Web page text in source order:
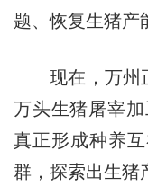
题、恢复生猪产
现在，万州正
万头生猪屠宰
真正形成种养
群，探索出生猪